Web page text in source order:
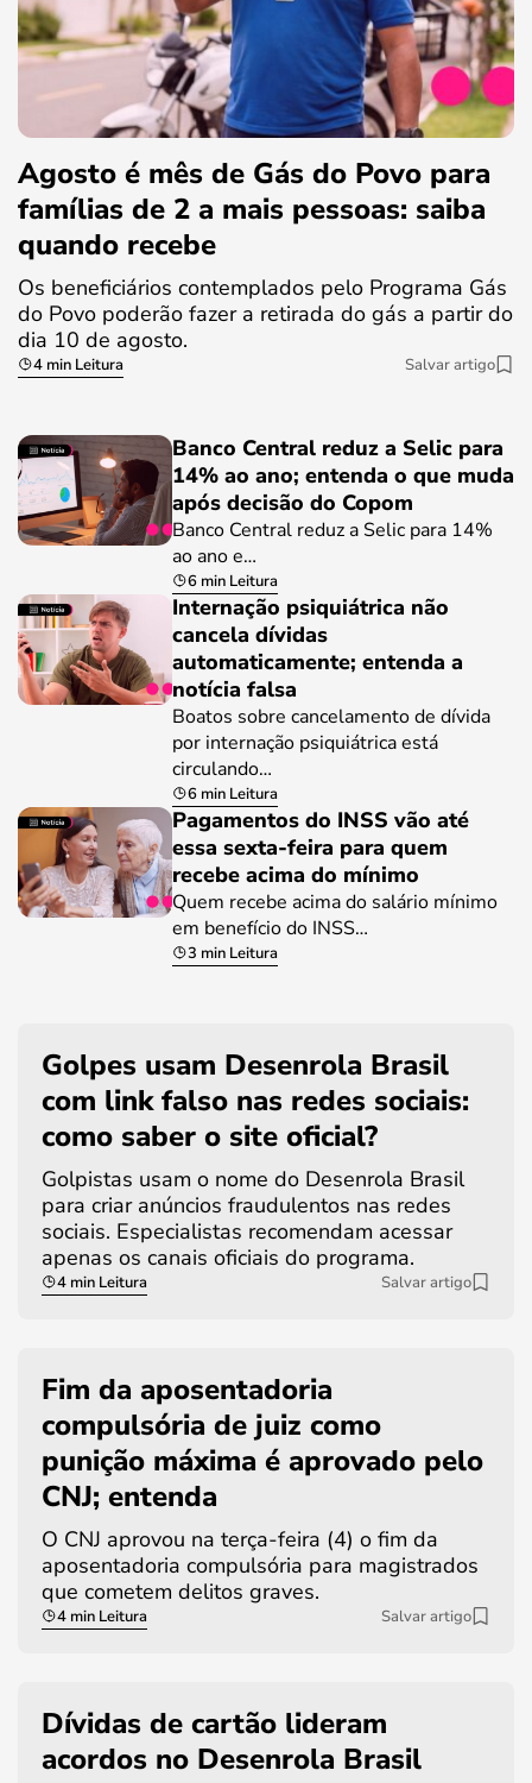
Agosto é mês de Gás do Povo para
famílias de 2 a mais pessoas: saiba
quando recebe
Os beneficiários contemplados pelo Programa Gás
do Povo poderão fazer a retirada do gás a partir do
dia 10 de agosto.
4 min Leitura Salvar artigo
Banco Central reduz a Selic para
14% ao ano; entenda o que muda
após decisão do Copom
Banco Central reduz a Selic para 14%
ao ano e…
6 min Leitura
Internação psiquiátrica não
cancela dívidas
automaticamente; entenda a
notícia falsa
Boatos sobre cancelamento de dívida
por internação psiquiátrica está
circulando…
6 min Leitura
Pagamentos do INSS vão até
essa sexta-feira para quem
recebe acima do mínimo
Quem recebe acima do salário mínimo
em benefício do INSS…
3 min Leitura
Golpes usam Desenrola Brasil
com link falso nas redes sociais:
como saber o site oficial?
Golpistas usam o nome do Desenrola Brasil
para criar anúncios fraudulentos nas redes
sociais. Especialistas recomendam acessar
apenas os canais oficiais do programa.
4 min Leitura Salvar artigo
Fim da aposentadoria
compulsória de juiz como
punição máxima é aprovado pelo
CNJ; entenda
O CNJ aprovou na terça-feira (4) o fim da
aposentadoria compulsória para magistrados
que cometem delitos graves.
4 min Leitura Salvar artigo
Dívidas de cartão lideram
acordos no Desenrola Brasil